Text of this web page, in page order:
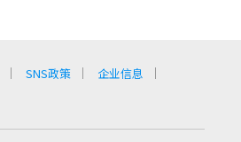
SNS政策
企业信息